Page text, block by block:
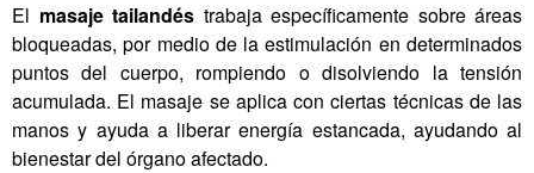
El masaje tailandés trabaja específicamente sobre áreas
bloqueadas, por medio de la estimulación en determinados
puntos del cuerpo, rompiendo o disolviendo la tensión
acumulada. El masaje se aplica con ciertas técnicas de las
manos y ayuda a liberar energía estancada, ayudando al
bienestar del órgano afectado.